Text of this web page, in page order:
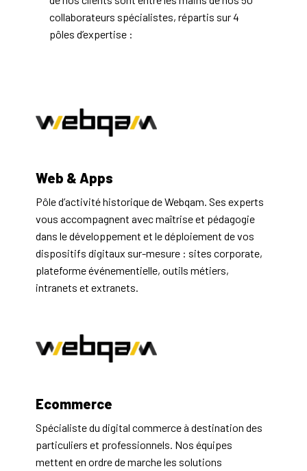
collaborateurs spécialistes, répartis sur 4
pôles d’expertise :
Web & Apps
Pôle d’activité historique de Webqam. Ses experts
vous accompagnent avec maîtrise et pédagogie
dans le développement et le déploiement de vos
dispositifs digitaux sur-mesure : sites corporate,
plateforme événementielle, outils métiers,
intranets et extranets.
Ecommerce
Spécialiste du digital commerce à destination des
particuliers et professionnels. Nos équipes
mettent en ordre de marche les solutions